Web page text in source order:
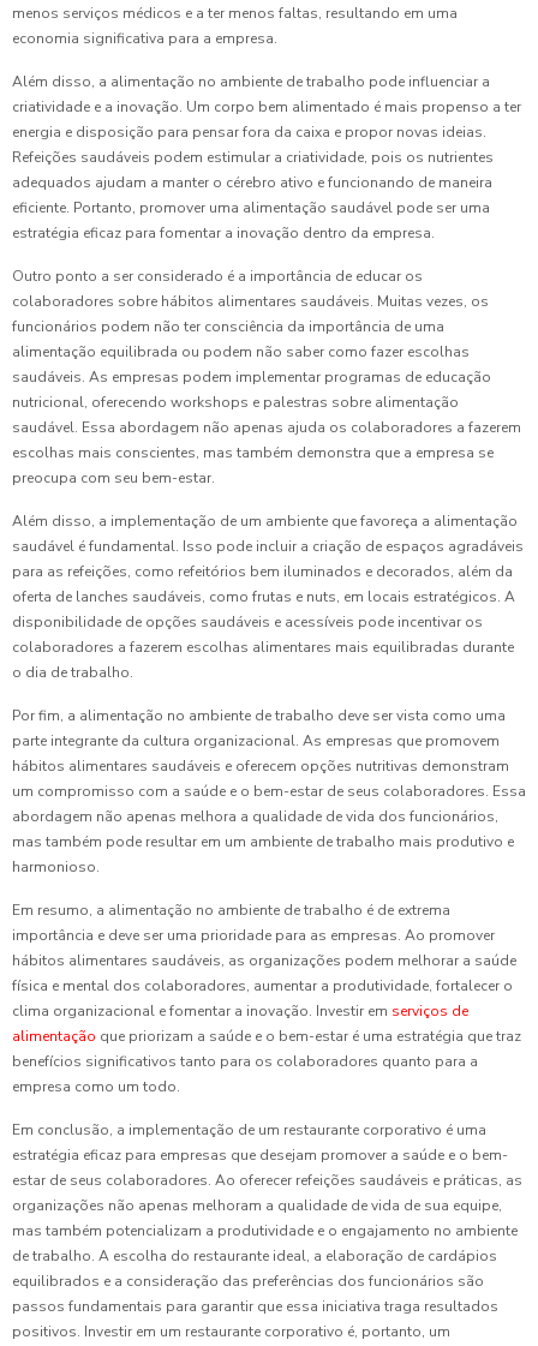
menos serviços médicos e a ter menos faltas, resultando em uma
economia significativa para a empresa.
Além disso, a alimentação no ambiente de trabalho pode influenciar a
criatividade e a inovação. Um corpo bem alimentado é mais propenso a ter
energia e disposição para pensar fora da caixa e propor novas ideias.
Refeições saudáveis podem estimular a criatividade, pois os nutrientes
adequados ajudam a manter o cérebro ativo e funcionando de maneira
eficiente. Portanto, promover uma alimentação saudável pode ser uma
estratégia eficaz para fomentar a inovação dentro da empresa.
Outro ponto a ser considerado é a importância de educar os
colaboradores sobre hábitos alimentares saudáveis. Muitas vezes, os
funcionários podem não ter consciência da importância de uma
alimentação equilibrada ou podem não saber como fazer escolhas
saudáveis. As empresas podem implementar programas de educação
nutricional, oferecendo workshops e palestras sobre alimentação
saudável. Essa abordagem não apenas ajuda os colaboradores a fazerem
escolhas mais conscientes, mas também demonstra que a empresa se
preocupa com seu bem-estar.
Além disso, a implementação de um ambiente que favoreça a alimentação
saudável é fundamental. Isso pode incluir a criação de espaços agradáveis
para as refeições, como refeitórios bem iluminados e decorados, além da
oferta de lanches saudáveis, como frutas e nuts, em locais estratégicos. A
disponibilidade de opções saudáveis e acessíveis pode incentivar os
colaboradores a fazerem escolhas alimentares mais equilibradas durante
o dia de trabalho.
Por fim, a alimentação no ambiente de trabalho deve ser vista como uma
parte integrante da cultura organizacional. As empresas que promovem
hábitos alimentares saudáveis e oferecem opções nutritivas demonstram
um compromisso com a saúde e o bem-estar de seus colaboradores. Essa
abordagem não apenas melhora a qualidade de vida dos funcionários,
mas também pode resultar em um ambiente de trabalho mais produtivo e
harmonioso.
Em resumo, a alimentação no ambiente de trabalho é de extrema
importância e deve ser uma prioridade para as empresas. Ao promover
hábitos alimentares saudáveis, as organizações podem melhorar a saúde
física e mental dos colaboradores, aumentar a produtividade, fortalecer o
clima organizacional e fomentar a inovação. Investir em serviços de
alimentação que priorizam a saúde e o bem-estar é uma estratégia que traz
benefícios significativos tanto para os colaboradores quanto para a
empresa como um todo.
Em conclusão, a implementação de um restaurante corporativo é uma
estratégia eficaz para empresas que desejam promover a saúde e o bem-
estar de seus colaboradores. Ao oferecer refeições saudáveis e práticas, as
organizações não apenas melhoram a qualidade de vida de sua equipe,
mas também potencializam a produtividade e o engajamento no ambiente
de trabalho. A escolha do restaurante ideal, a elaboração de cardápios
equilibrados e a consideração das preferências dos funcionários são
passos fundamentais para garantir que essa iniciativa traga resultados
positivos. Investir em um restaurante corporativo é, portanto, um